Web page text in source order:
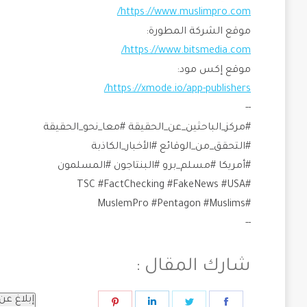
https://www.muslimpro.com/
موقع الشركة المطورة:
https://www.bitsmedia.com/
موقع إكس مود:
https://xmode.io/app-publishers/
--
#مركز_الباحثين_عن_الحقيقة #معا_نحو_الحقيقة
#التحقق_من_الوقائع #الأخبار_الكاذبة
#أمريكا #مسلم_برو #البنتاجون #المسلمون
#TSC #FactChecking #FakeNews #USA
#MuslemPro #Pentagon #Muslims
--
شارك المقال :
إبلاغ